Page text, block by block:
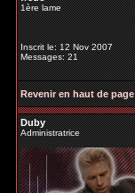
1ère lame
Inscrit le: 12 Nov 2007
Messages: 21
Revenir en haut de page
Duby
Administratrice